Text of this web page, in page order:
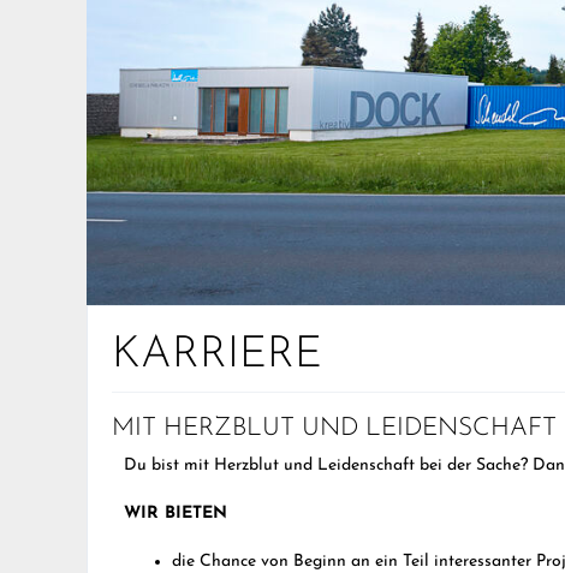
KARRIERE
MIT HERZBLUT UND LEIDENSCHAFT
Du bist mit Herzblut und Leidenschaft bei der Sache?
WIR BIETEN
die Chance von Beginn an ein Teil interessanter